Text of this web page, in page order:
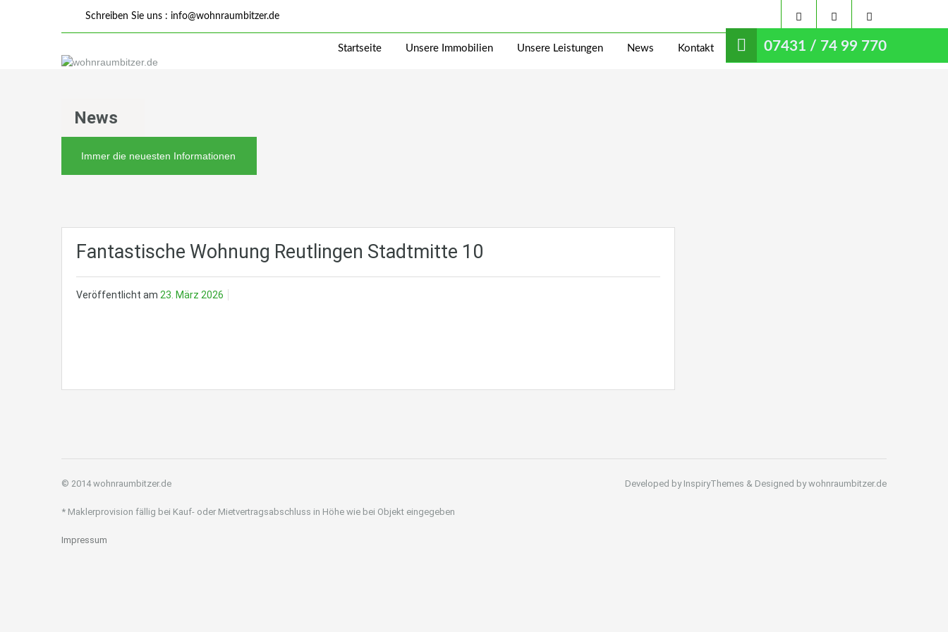
Schreiben Sie uns : info@wohnraumbitzer.de
07431 / 74 99 770
Startseite Unsere Immobilien Unsere Leistungen News Kontakt
News
Immer die neuesten Informationen
Fantastische Wohnung Reutlingen Stadtmitte 10
Veröffentlicht am 23. März 2026
© 2014 wohnraumbitzer.de
* Maklerprovision fällig bei Kauf- oder Mietvertragsabschluss in Höhe wie bei Objekt eingegeben
Impressum
Developed by InspiryThemes & Designed by wohnraumbitzer.de